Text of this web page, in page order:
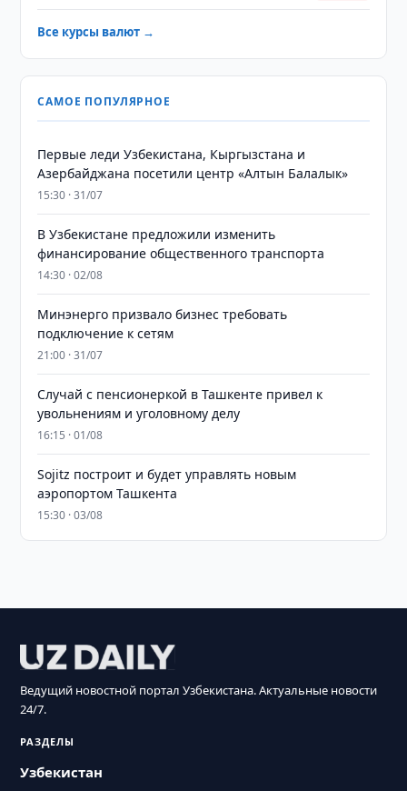
Все курсы валют →
САМОЕ ПОПУЛЯРНОЕ
Первые леди Узбекистана, Кыргызстана и
Азербайджана посетили центр «Алтын Балалык»
15:30 · 31/07
В Узбекистане предложили изменить
финансирование общественного транспорта
14:30 · 02/08
Минэнерго призвало бизнес требовать
подключение к сетям
21:00 · 31/07
Случай с пенсионеркой в Ташкенте привел к
увольнениям и уголовному делу
16:15 · 01/08
Sojitz построит и будет управлять новым
аэропортом Ташкента
15:30 · 03/08
Ведущий новостной портал Узбекистана. Актуальные новости
24/7.
РАЗДЕЛЫ
Узбекистан